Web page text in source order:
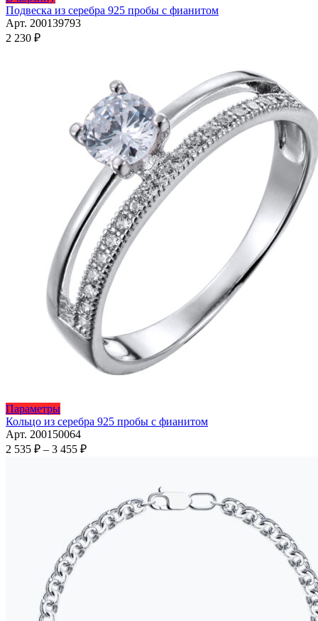
товар
имеет
странице
товара.
Подвеска из серебра 925 пробы с фианитом
Арт. 200139793
2 230 ₽
ПараметрыЭтот
товар
имеет
несколько
странице
товара.
Кольцо из серебра 925 пробы с фианитом
Арт. 200150064
2 535 ₽ – 3 455 ₽Диапазон
455 ₽